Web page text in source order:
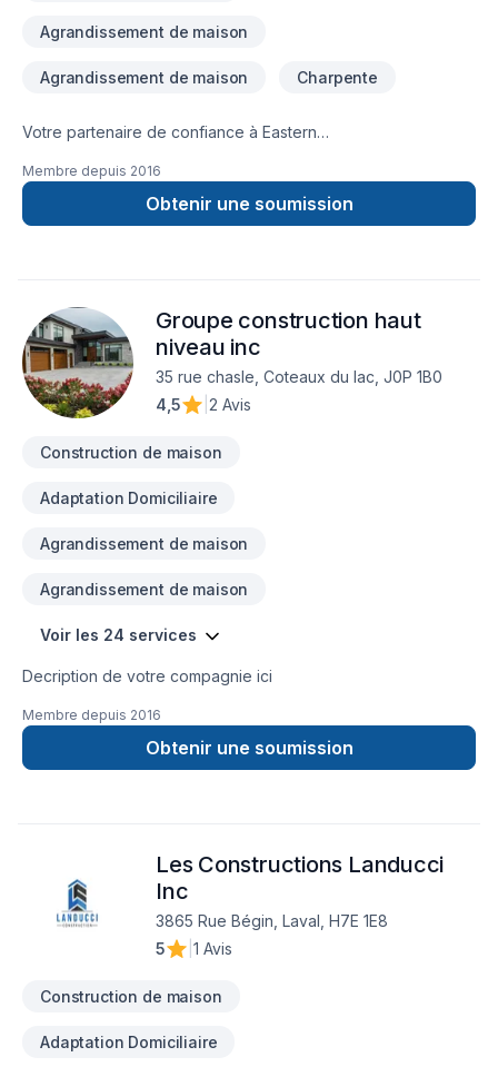
Agrandissement de maison
Agrandissement de maison Charpente
Votre partenaire de confiance à Eastern
Gestion Or-Concept inc., spécialiste de Agrandissement,
Charpentier, Construction, prêt à concrétiser vos projets les
plus ambitieux. Notre équipe expérimentée vous
aider. Notre engagement est simple : offrir un service
d'exception, centré sur vos besoins et vos aspirations.
Membre depuis 2016
Obtenir une soumission
Groupe construction haut
niveau inc
35 rue chasle, Coteaux du lac, J0P 1B0
4,5
2 Avis
Construction de maison
Adaptation Domiciliaire
Agrandissement de maison
Agrandissement de maison
Voir les 24 services
Decription de votre compagnie ici
Membre depuis 2016
Obtenir une soumission
Les Constructions Landucci
Inc
3865 Rue Bégin, Laval, H7E 1E8
5
1 Avis
Construction de maison
Adaptation Domiciliaire